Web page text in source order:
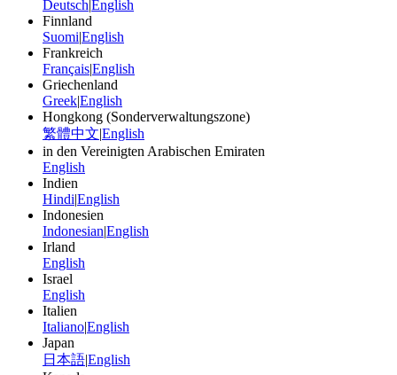
Deutsch English
Finnland
Suomi|English
Frankreich
Français|English
Griechenland
Greek|English
Hongkong (Sonderverwaltungszone)
繁體中文|English
in den Vereinigten Arabischen Emiraten
English
Indien
Hindi|English
Indonesien
Indonesian|English
Irland
English
Israel
English
Italien
Italiano|English
Japan
日本語|English